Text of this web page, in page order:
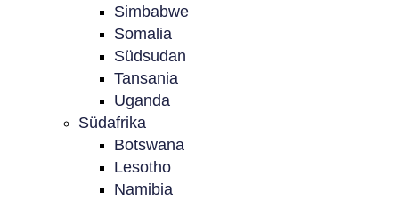
Simbabwe
Somalia
Südsudan
Tansania
Uganda
Südafrika
Botswana
Lesotho
Namibia